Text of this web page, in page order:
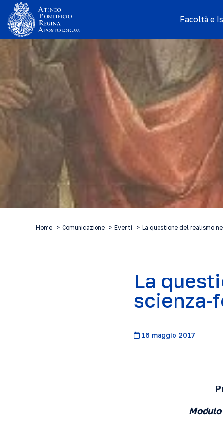
Facoltà e
Home Comunicazione Eventi La questione del realismo
La
scienza-
16 maggio 2017